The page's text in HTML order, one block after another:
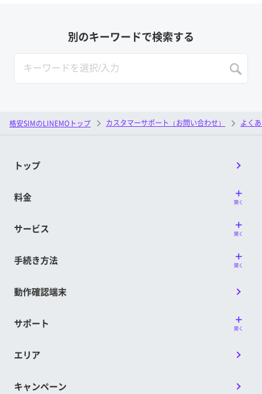
別のキーワードで検索する
格安SIMのLINEMOトップ カスタマーサポート（お問い合わせ） よく
トップ
料金 開く
サービス 開く
手続き方法 開く
動作確認端末
サポート 開く
エリア
キャンペーン